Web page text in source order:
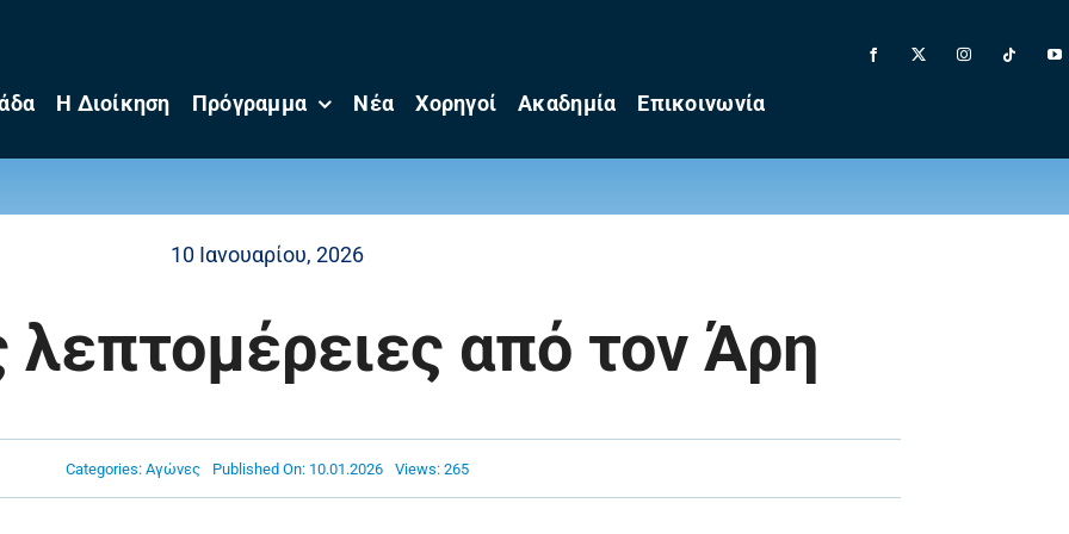
Η Διοίκηση Πρόγραμμα Νέα Χορηγοί Ακαδημία Επικοινωνία
10 Ιανουαρίου, 2026
λεπτομέρειες από τον Άρη
Categories: Αγώνες Published On: 10.01.2026 Views: 265